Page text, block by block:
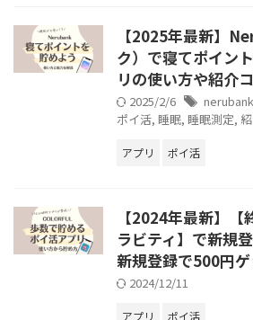
【2025年最新】
ク）で寝てポイン
リの使い方や紹介
2025/2/6 nerubank
ポイ活, 睡眠, 睡眠測定,
アプリ ポイ活
【2024年最新】
ラビティ】で新規
新規登録で500円ゲ
2024/12/11
アプリ ポイ活